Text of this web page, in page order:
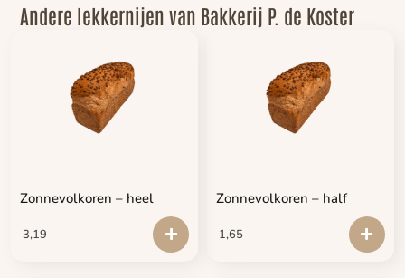
Andere lekkernijen van Bakkerij P. de Koster
Zonnevolkoren – heel
3,19
Zonnevolkoren – half
1,65